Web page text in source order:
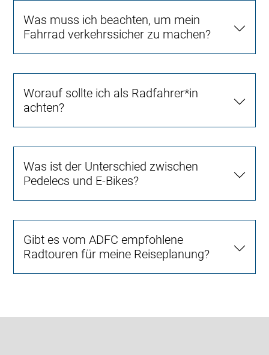
Was muss ich beachten, um mein
Fahrrad verkehrssicher zu machen?
Worauf sollte ich als Radfahrer*in
achten?
Was ist der Unterschied zwischen
Pedelecs und E-Bikes?
Gibt es vom ADFC empfohlene
Radtouren für meine Reiseplanung?